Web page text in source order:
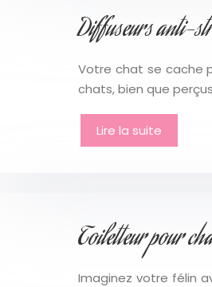
Diffuseurs anti-
Votre chat se cache
chats, bien que
Lire la suite
Toiletteur pour
Imaginez votre félin